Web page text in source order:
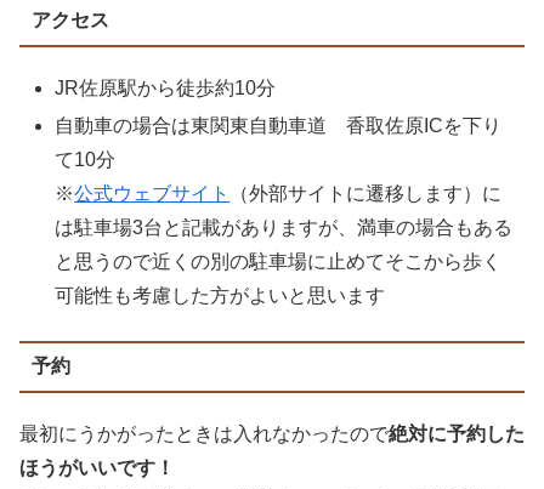
アクセス
JR佐原駅から徒歩約10分
自動車の場合は東関東自動車道 香取佐原ICを下り
て10分
※公式ウェブサイト
（外部サイトに遷移します）に
は駐車場3台と記載がありますが、満車の場合もある
と思うので近くの別の駐車場に止めてそこから歩く
可能性も考慮した方がよいと思います
予約
最初にうかがったときは入れなかったので絶対に予約した
ほうがいいです！